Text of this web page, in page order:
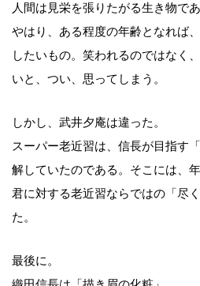
人間は見栄を張りたがる生き物であ
やはり、ある程度の年齢となれば
したいもの。笑われるのではなく
いと、つい、思ってしまう。
しかし、武井夕庵は違った。
スーパー老近習は、信長が目指す
解していたのである。そこには、
君に対する老近習ならではの「尽
た。
最後に。